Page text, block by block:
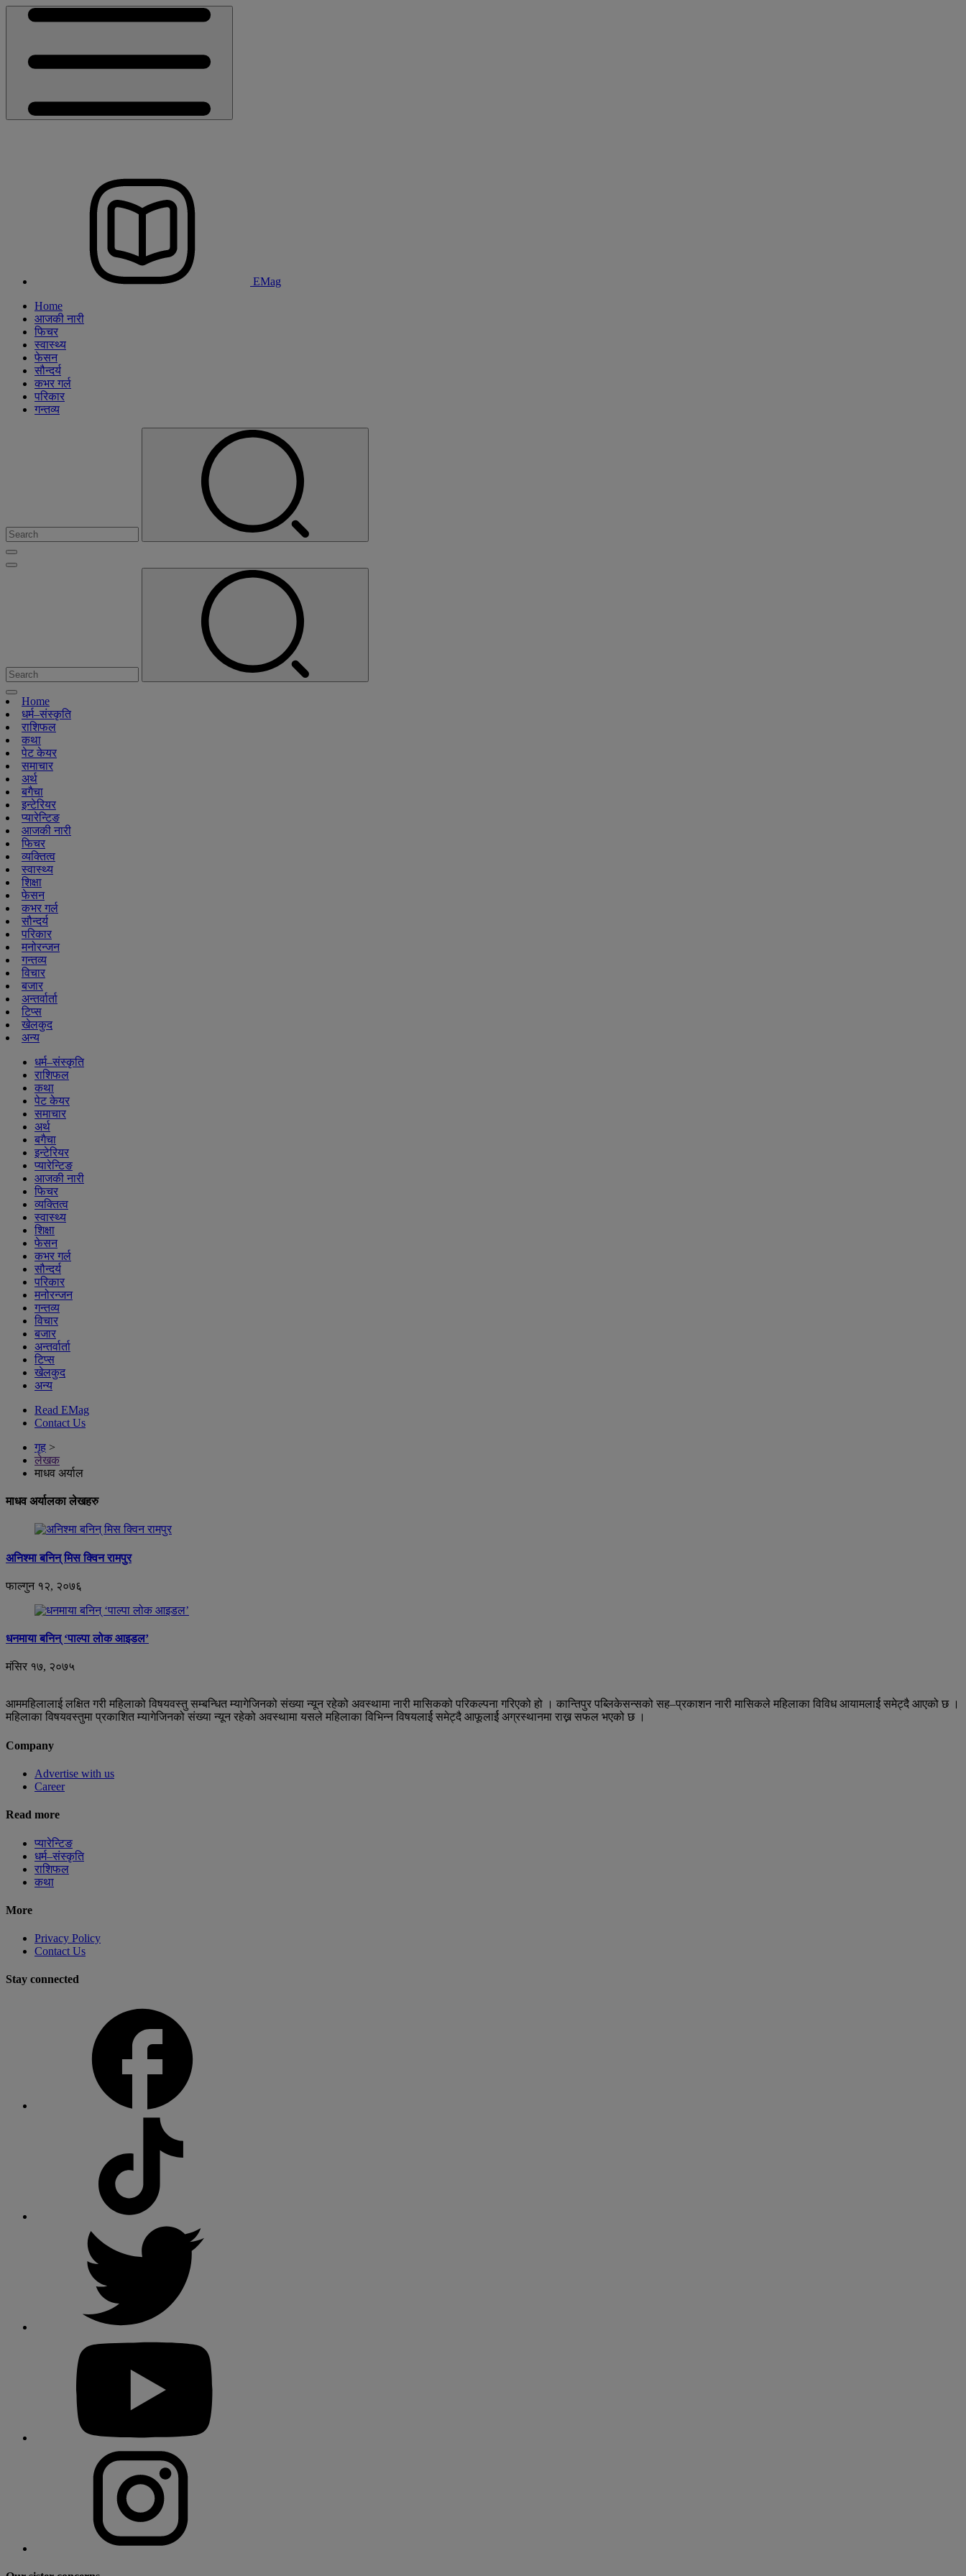
EMag
Home
आजकी नारी
फिचर
स्वास्थ्य
फेसन
सौन्दर्य
कभर गर्ल
परिकार
गन्तव्य
Home
धर्म–संस्कृति
राशिफल
कथा
पेट केयर
समाचार
अर्थ
बगैचा
इन्टेरियर
प्यारेन्टिङ
आजकी नारी
फिचर
व्यक्तित्व
स्वास्थ्य
शिक्षा
फेसन
कभर गर्ल
सौन्दर्य
परिकार
मनोरन्जन
गन्तव्य
विचार
बजार
अन्तर्वार्ता
टिप्स
खेलकुद
अन्य
धर्म–संस्कृति
राशिफल
कथा
पेट केयर
समाचार
अर्थ
बगैचा
इन्टेरियर
प्यारेन्टिङ
आजकी नारी
फिचर
व्यक्तित्व
स्वास्थ्य
शिक्षा
फेसन
कभर गर्ल
सौन्दर्य
परिकार
मनोरन्जन
गन्तव्य
विचार
बजार
अन्तर्वार्ता
टिप्स
खेलकुद
अन्य
Read EMag
Contact Us
गृह >
लेखक
माधव अर्याल
माधव अर्यालका लेखहरु
अनिश्मा बनिन् मिस क्विन रामपुर
फाल्गुन १२, २०७६
धनमाया बनिन् ‘पाल्पा लोक आइडल’
मंसिर १७, २०७५
आममहिलालाई लक्षित गरी महिलाको विषयवस्तु सम्बन्धित म्यागेजिनको संख्या न्यून रहेको अवस्थामा नारी मासिकको परिकल्पना गरिएको हो । कान्तिपुर पब्लिकेसन्सको सह–प्रकाशन नारी मासिकले महिलाका विविध आयामलार्ई समेट्दै आएको छ ।
महिलाका विषयवस्तुमा प्रकाशित म्यागेजिनको संख्या न्यून रहेको अवस्थामा यसले महिलाका विभिन्न विषयलार्ई समेट्दै आफूलार्ई अग्रस्थानमा राख्न सफल भएको छ ।
Company
Advertise with us
Career
Read more
प्यारेन्टिङ
धर्म–संस्कृति
राशिफल
कथा
More
Privacy Policy
Contact Us
Stay connected